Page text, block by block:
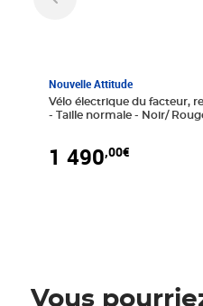
Nouvelle Attitude
Vélo électrique du facteur,
- Taille normale - Noir/
1 490,00€
Vous